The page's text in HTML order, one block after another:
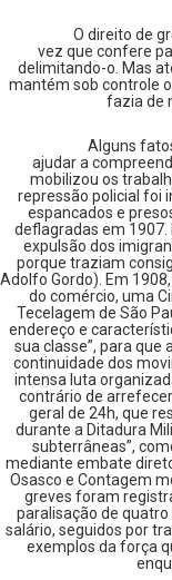
O direito de
vez que confere
delimitando-o. Mas
mantém sob controle
fazia de
Alguns
ajudar a
mobilizou os
repressão policial foi
espancados e
deflagradas em 1907.
expulsão dos
porque traziam
Adolfo Gordo). Em
do comércio, uma
Tecelagem de São
endereço e
sua classe”, para que
continuidade dos
intensa luta
contrário de
geral de 24h, que
durante a Ditadura
subterrâneas”,
mediante embate
Osasco e Contagem
greves foram
paralisação de
salário, seguidos por
exemplos da força